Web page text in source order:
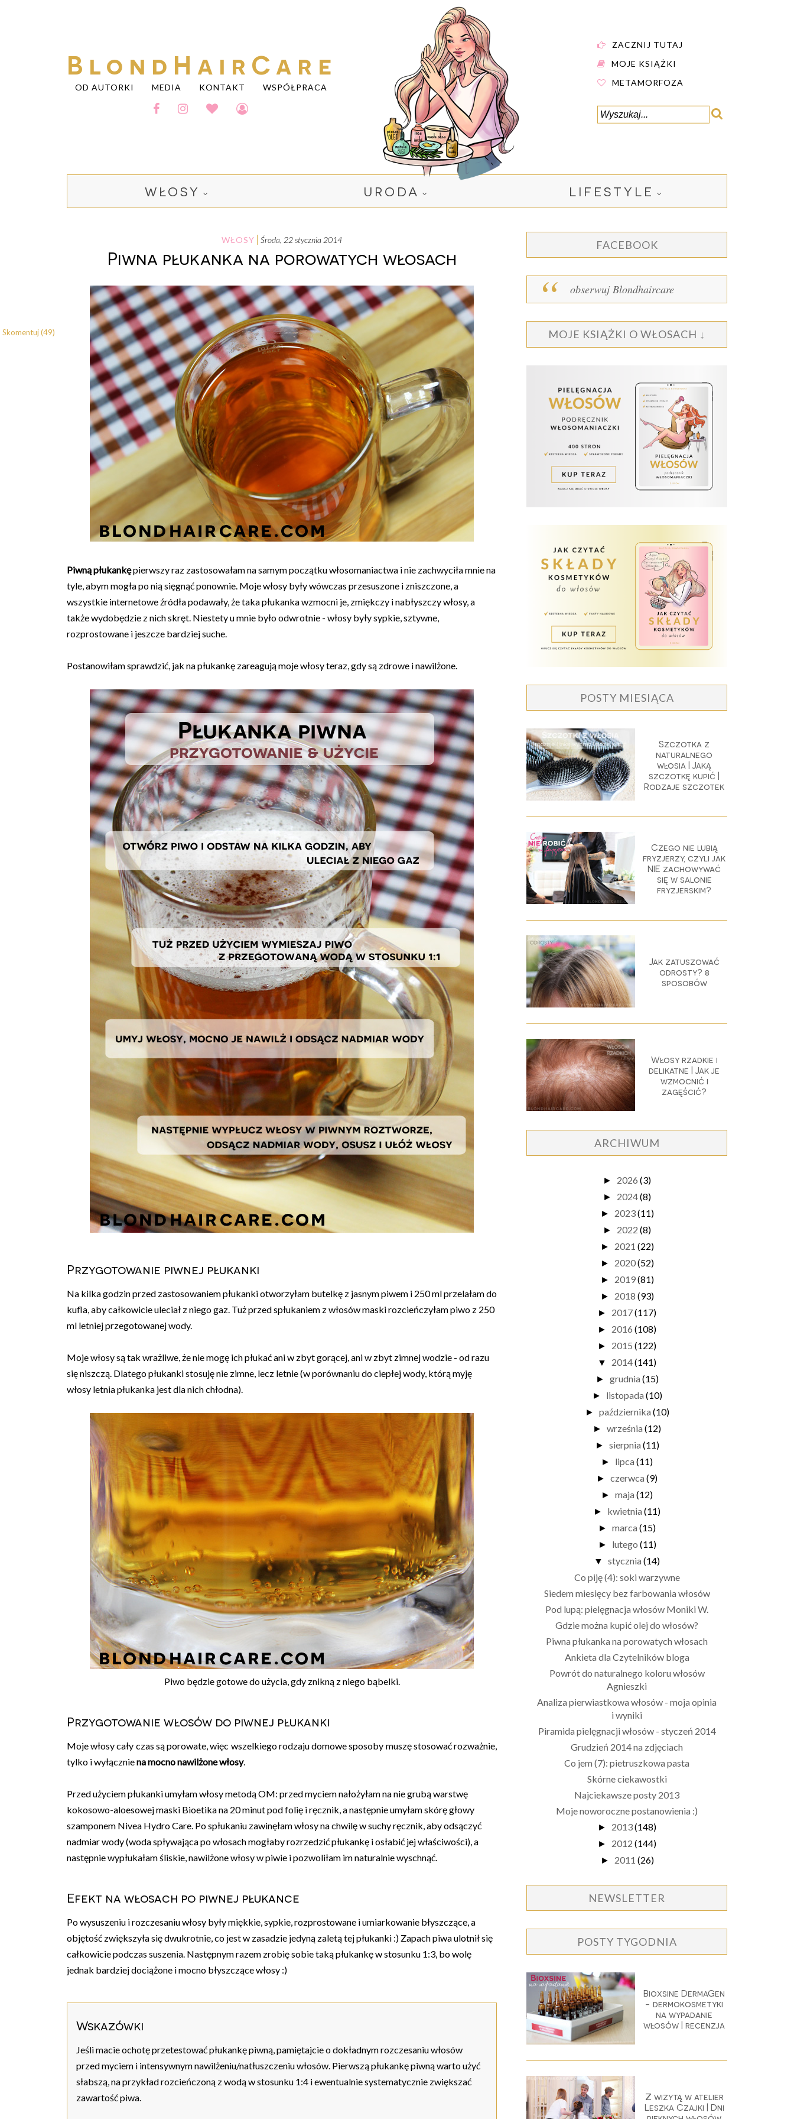
BlondHairCare
OD AUTORKI MEDIA KONTAKT WSPÓŁPRACA
ZACZNIJ TUTAJ
MOJE KSIĄŻKI
METAMORFOZA
WŁOSY URODA LIFESTYLE
WŁOSY środa, 22 stycznia 2014
Piwna płukanka na porowatych włosach
Piwną płukankępierwszy raz zastosowałam na samym początku włosomaniactwa i nie zachwyciła mnie na
tyle, abym mogła po nią sięgnąć ponownie. Moje włosy były wówczas przesuszone i zniszczone, a
wszystkie internetowe źródła podawały, że taka płukanka wzmocni je, zmiękczy i nabłyszczy włosy, a
także wydobędzie z nich skręt. Niestety u mnie było odwrotnie - włosy były sypkie, sztywne,
rozprostowane i jeszcze bardziej suche.
Postanowiłam sprawdzić, jak na płukankę zareagują moje włosy teraz, gdy są zdrowe i nawilżone.
Przygotowanie piwnej płukanki
Na kilka godzin przed zastosowaniem płukanki otworzyłam butelkę z jasnym piwem i 250 ml przelałam do
kufla, aby całkowicie uleciał z niego gaz. Tuż przed spłukaniem z włosów maski rozcieńczyłam piwo z 250
ml letniej przegotowanej wody.
Moje włosy są tak wrażliwe, że nie mogę ich płukać ani w zbyt gorącej, ani w zbyt zimnej wodzie - od razu
się niszczą. Dlatego płukanki stosuję nie zimne, lecz letnie (w porównaniu do ciepłej wody, którą myję
włosy letnia płukanka jest dla nich chłodna).
Piwo będzie gotowe do użycia, gdy znikną z niego bąbelki.
Przygotowanie włosów do piwnej płukanki
Moje włosy cały czas są porowate, więc wszelkiego rodzaju domowe sposoby muszę stosować rozważnie,
tylko i wyłączniena mocno nawilżone włosy.
Przed użyciem płukanki umyłam włosy metodą OM: przed myciem nałożyłam na nie grubą warstwę
kokosowo-aloesowej maski Bioetika na 20 minut pod folię i ręcznik, a następnie umyłam skórę głowy
szamponem Nivea Hydro Care. Po spłukaniu zawinęłam włosy na chwilę w suchy ręcznik, aby odsączyć
nadmiar wody (woda spływająca po włosach mogłaby rozrzedzić płukankę i osłabić jej właściwości), a
następnie wypłukałam śliskie, nawilżone włosy w piwie i pozwoliłam im naturalnie wyschnąć.
Efekt na włosach po piwnej płukance
Po wysuszeniu i rozczesaniu włosy były miękkie, sypkie, rozprostowane i umiarkowanie błyszczące, a
objętość zwiększyła się dwukrotnie, co jest w zasadzie jedyną zaletą tej płukanki :) Zapach piwa ulotnił się
całkowicie podczas suszenia. Następnym razem zrobię sobie taką płukankę w stosunku 1:3, bo wolę
jednak bardziej dociążone i mocno błyszczące włosy :)
Wskazówki
Jeśli macie ochotę przetestować płukankę piwną, pamiętajcie o dokładnym rozczesaniu włosów
przed myciem i intensywnym nawilżeniu/natłuszczeniu włosów. Pierwszą płukankę piwną warto użyć
słabszą, na przykład rozcieńczoną z wodą w stosunku 1:4 i ewentualnie systematycznie zwiększać
zawartość piwa.
Skomentuj (49)
FACEBOOK
obserwuj Blondhaircare
MOJE KSIĄŻKI O WŁOSACH ↓
POSTY MIESIĄCA
Szczotka z
naturalnego
włosia | Jaką
szczotkę kupić |
Rodzaje szczotek
Czego nie lubią
fryzjerzy, czyli jak
NIE zachowywać
się w salonie
fryzjerskim?
Jak zatuszować
odrosty? 8
sposobów
Włosy rzadkie i
delikatne | Jak je
wzmocnić i
zagęścić?
ARCHIWUM
► 2026 (3)
► 2024(8)
► 2023(11)
► 2022 (8)
► 2021 (22)
► 2020(52)
► 2019(81)
► 2018 (93)
► 2017(117)
► 2016 (108)
► 2015 (122)
▼ 2014(141)
► grudnia (15)
► listopada (10)
► października (10)
► września (12)
► sierpnia (11)
► lipca (11)
► czerwca (9)
► maja (12)
► kwietnia (11)
► marca (15)
► lutego (11)
▼ stycznia (14)
Co piję (4): soki warzywne
Siedem miesięcy bez farbowania włosów
Pod lupą: pielęgnacja włosów Moniki W.
Gdzie można kupić olej do włosów?
Piwna płukanka na porowatych włosach
Ankieta dla Czytelników bloga
Powrót do naturalnego koloru włosów
Agnieszki
Analiza pierwiastkowa włosów - moja opinia
i wyniki
Piramida pielęgnacji włosów - styczeń 2014
Grudzień 2014 na zdjęciach
Co jem (7): pietruszkowa pasta
Skórne ciekawostki
Najciekawsze posty 2013
Moje noworoczne postanowienia :)
► 2013(148)
► 2012 (144)
► 2011 (26)
NEWSLETTER
POSTY TYGODNIA
Bioxsine DermaGen
- dermokosmetyki
na wypadanie
włosów | recenzja
Z wizytą w atelier
Leszka Czajki | Dni